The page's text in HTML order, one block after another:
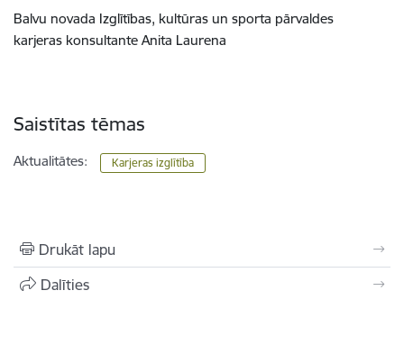
Balvu novada Izglītības, kultūras un sporta pārvaldes
karjeras konsultante Anita Laurena
Saistītas tēmas
Aktualitātes: Karjeras izglītība
Drukāt lapu
Dalīties